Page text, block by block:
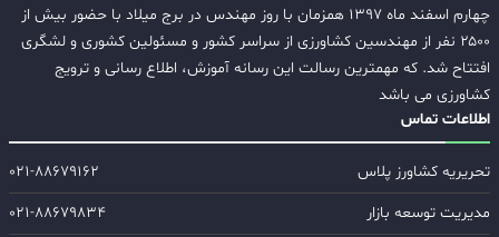
چهارم اسفند ماه ۱۳۹۷ همزمان با روز مهندس در برج میلاد با حضور بیش از
۲۵۰۰ نفر از مهندسین کشاورزی از سراسر کشور و مسئولین کشوری و لشگری
افتتاح شد. که مهمترین رسالت این رسانه آموزش، اطلاع رسانی و ترویج
کشاورزی می باشد
اطلاعات تماس
تحریریه کشاورز پلاس
۰۲۱-۸۸۶۷۹۱۶۲
مدیریت توسعه بازار
۰۲۱-۸۸۶۷۹۸۳۴